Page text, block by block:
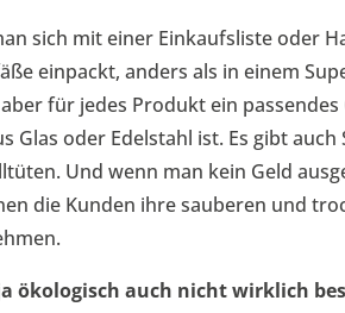
sich mit einer Einkaufsliste oder
einpackt, anders als in einem
für jedes Produkt ein
Glas oder Edelstahl ist. Es gibt
Und wenn man kein Geld
die Kunden ihre sauberen und
ökologisch auch nicht wirklich